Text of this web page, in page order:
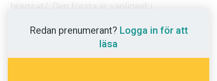
Podden
Anmäl till språkpolisen
ˈbregzət/. Den första är vanligast i
premiärminister Theresa May och förre UKIP-
ledaren Nigel Farage. Förre premiärministern
Tony Blair hör till minoriteten som säger /
Redan prenumerant? Logga in för att
läsa